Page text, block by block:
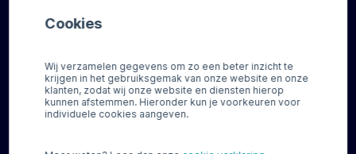
Cookies
Wij verzamelen gegevens om zo een beter inzicht te
krijgen in het gebruiksgemak van onze website en onze
klanten, zodat wij onze website en diensten hierop
kunnen afstemmen. Hieronder kun je voorkeuren voor
individuele cookies aangeven.
Mail ons
Socials